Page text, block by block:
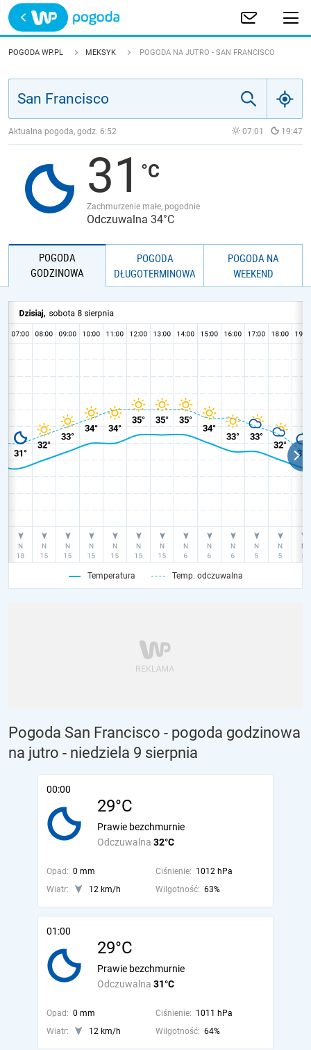
Trwa ładowanie
POLSKA
JAKOŚĆ POWIETRZA
POGODA WP.PL MEKSYK POGODA NA JUTRO - SAN FRANCISCO
Aktualna pogoda, godz. 6:52 07:01 19:47
31
Zachmurzenie małe, pogodnie
Odczuwalna 34°C
POGODA
GODZINOWA
POGODA
DŁUGOTERMINOWA
POGODA NA
WEEKEND
Temperatura Temp. odczuwalna
Pogoda San Francisco - pogoda godzinowa
na jutro - niedziela 9 sierpnia
00:00
29°C
Odczuwalna 32°C
Prawie bezchmurnie
Opad: 0 mm Ciśnienie: 1012 hPa
Wiatr:
12 km/h Wilgotność: 63%
01:00
29°C
Odczuwalna 31°C
Prawie bezchmurnie
Opad: 0 mm Ciśnienie: 1011 hPa
Wiatr:
12 km/h Wilgotność: 64%